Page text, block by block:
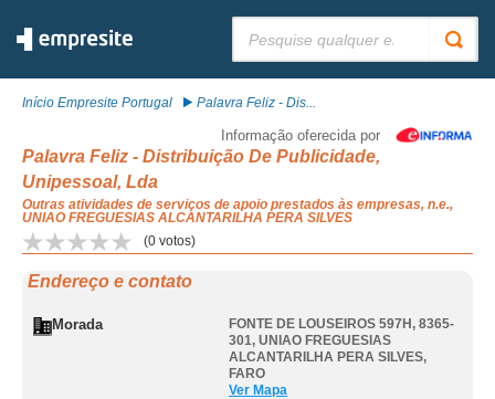
Início Empresite Portugal Palavra Feliz - Dis...
Informação oferecida por
Palavra Feliz - Distribuição De Publicidade,
Unipessoal, Lda
Outras atividades de serviços de apoio prestados às empresas, n.e.,
UNIAO FREGUESIAS ALCANTARILHA PERA SILVES
(0 votos)
Endereço e contato
Morada
FONTE DE LOUSEIROS 597H, 8365-
301, UNIAO FREGUESIAS
ALCANTARILHA PERA SILVES,
FARO
Ver Mapa